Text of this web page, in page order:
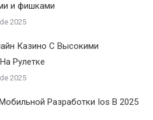
и фишками
2025
Казино С Высокими
Рулетке
2025
Разработки Ios В 2025